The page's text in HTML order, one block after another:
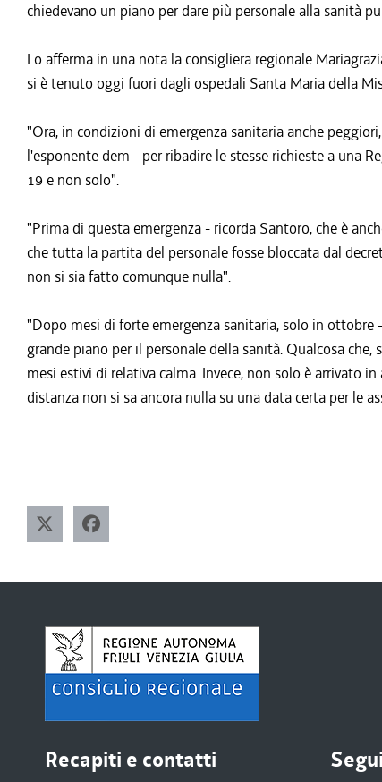
chiedevano un piano per dare più personale alla sanità
Lo afferma in una nota la consigliera regionale
si è tenuto oggi fuori dagli ospedali Santa Maria della
"Ora, in condizioni di emergenza sanitaria anche
l'esponente dem - per ribadire le stesse richieste a una
19 e non solo".
"Prima di questa emergenza - ricorda Santoro, che è
che tutta la partita del personale fosse bloccata dal
non si sia fatto comunque nulla".
"Dopo mesi di forte emergenza sanitaria, solo in
grande piano per il personale della sanità. Qualcosa
mesi estivi di relativa calma. Invece, non solo è arrivato
distanza non si sa ancora nulla su una data certa per le
Recapiti e contatti